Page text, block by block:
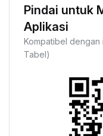
Pindai untuk
Aplikasi
Kompatibel dengan
Tabel)